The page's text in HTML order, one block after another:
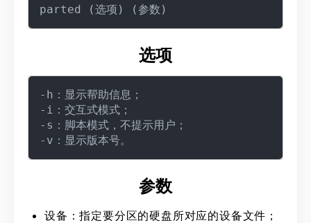
选项
-h：显示帮助信息；
-i：交互式模式；
-s：脚本模式，不提示用户；
参数
设备：指定要分区的硬盘所对应的设备文件；